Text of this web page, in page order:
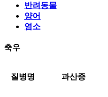
반려동물
양어
염소
축우
질병명 과산증